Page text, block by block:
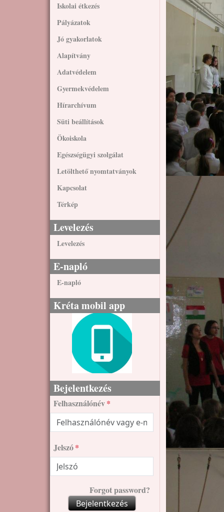
Iskolai étkezés
Pályázatok
Jó gyakorlatok
Alapítvány
Adatvédelem
Gyermekvédelem
Hírarchívum
Süti beállítások
Ökoiskola
Egészségügyi szolgálat
Letölthető nyomtatványok
Kapcsolat
Térkép
Levelezés
Levelezés
E-napló
E-napló
Kréta mobil app
Bejelentkezés
Felhasználónév
Jelszó
Forgot password?
Bejelentkezés